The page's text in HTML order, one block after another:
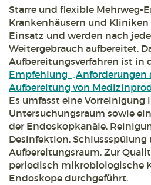
Starre und flexible Mehrweg-
Krankenhäusern und
Einsatz und werden nach
Weitergebrauch aufbereitet.
Aufbereitungsverfahren ist in
Empfehlung „Anforderungen
Aufbereitung von
Es umfasst eine Vorreinigung
Untersuchungsraum sowie
der Endoskopkanäle,
Desinfektion,
Aufbereitungsraum. Zur
periodisch mikrobiologische
Endoskope durchgeführt.